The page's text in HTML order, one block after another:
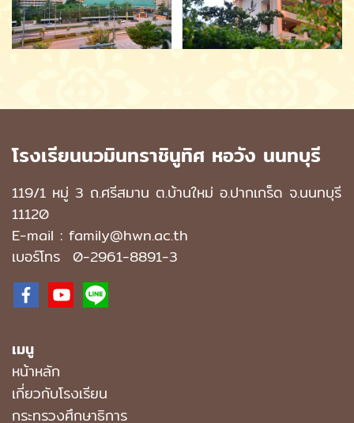
โรงเรียนนวมินทราชินูทิศ หอวัง นนทบุรี
119/1 หมู่ 3 ถ.ศรีสมาน ต.บ้านใหม่ อ.ปากเกร็ด จ.นนทบุรี
11120
E-mail : family@hwn.ac.th
เบอร์โทร 0-2961-8891-3
เมนู
หน้าหลัก
เกี่ยวกับโรงเรียน
กระทรวงศึกษาธิการ